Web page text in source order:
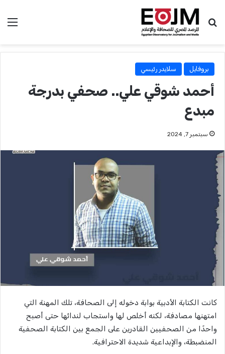
بحث عن
بروفايل سلايدر رئيسي
أحمد شوقي علي.. صحفي بدرجة
مبدع
سبتمبر 7, 2024
كانت الكتابة الأدبية بوابة دخوله إلى الصحافة، تلك المهنة التي
امتهنها مصادفة، لكنه أخلص لها واستجاب لندائها حتى أصبح
واحدًا من الصحفيين القادرين على الجمع بين الكتابة الصحفية
المنضبطة، والإبداعية شديدة الاحترافية.